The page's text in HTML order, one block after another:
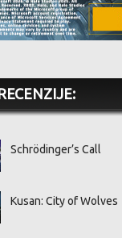
Schrödinger’s Call
Kusan: City of Wolves